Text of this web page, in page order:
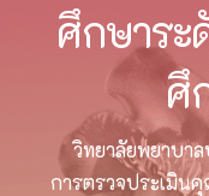
ศึกษาร
ศึ
วิทยาลัยพยาบา
การตรวจประเมิน